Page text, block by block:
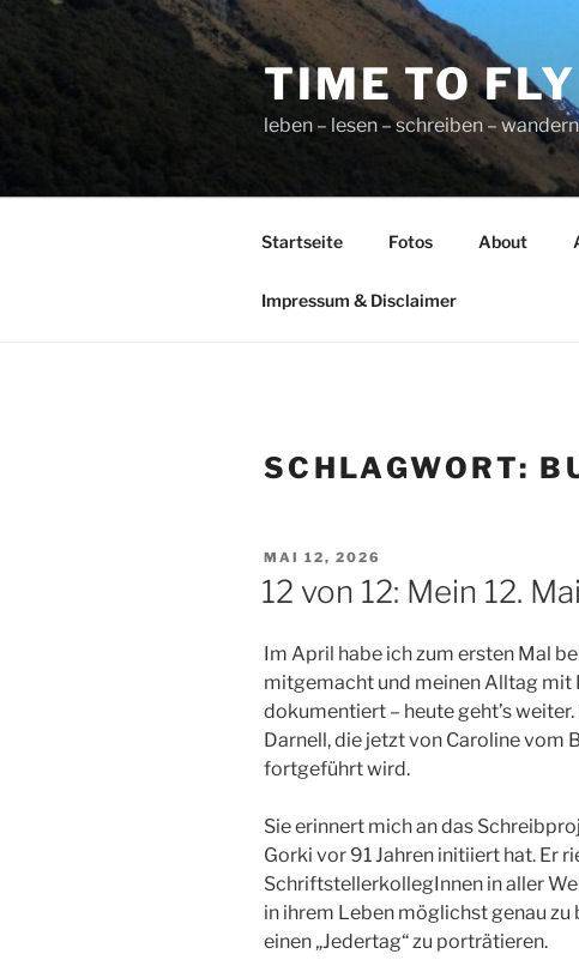
springen
TIME TO FLY
leben – lesen – schreiben –
Startseite Fotos About
Impressum & Disclaimer
SCHLAGWORT:
VERÖFFENTLICHT
AM
MAI 12, 2026
12 von 12: Mein 12.
Im April habe ich zum ersten Mal
mitgemacht und meinen Alltag mit
dokumentiert – heute geht’s
Darnell, die jetzt von Caroline vom
fortgeführt wird.
Sie erinnert mich an das
Gorki vor 91 Jahren initiiert hat. Er
SchriftstellerkollegInnen in aller
in ihrem Leben möglichst genau
einen „Jedertag“ zu porträtieren.